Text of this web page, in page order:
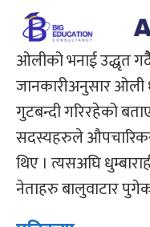
ओलीको भनाई उद्धृत
जानकारीअनुसार ओली
गुटबन्दी गरिरहेको
सदस्यहरुले
थिए । त्यसअघि
नेताहरु बालुवाटार